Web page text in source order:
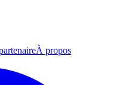
À propos